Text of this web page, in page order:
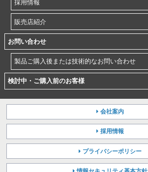
採用情報
販売店紹介
お問い合わせ
製品ご購入後または技術的なお問い合わせ
検討中・ご購入前のお客様
会社案内
採用情報
プライバシーポリシー